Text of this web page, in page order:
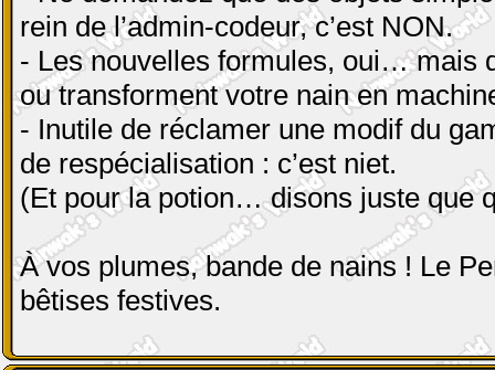
rein de l’admin-codeur, c’est NON.
- Les nouvelles formules, oui… mais
ou transforment votre nain en
- Inutile de réclamer une modif du
de respécialisation : c’est niet.
(Et pour la potion… disons juste que
À vos plumes, bande de nains ! Le
bêtises festives.